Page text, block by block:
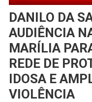
DANILO DA
AUDIÊNCIA
MARÍLIA
REDE DE
IDOSA E
VIOLÊNCIA